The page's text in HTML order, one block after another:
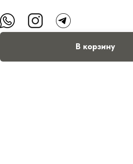
В корзину
Доставка и оплата